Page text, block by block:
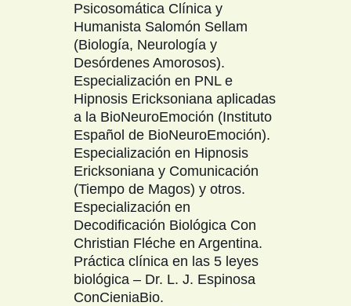
Psicosomática Clínica y
Humanista Salomón Sellam
(Biología, Neurología y
Desórdenes Amorosos).
Especialización en PNL e
Hipnosis Ericksoniana aplicadas
a la BioNeuroEmoción (Instituto
Español de BioNeuroEmoción).
Especialización en Hipnosis
Ericksoniana y Comunicación
(Tiempo de Magos) y otros.
Especialización en
Decodificación Biológica Con
Christian Fléche en Argentina.
Práctica clínica en las 5 leyes
biológica – Dr. L. J. Espinosa
ConCieniaBio.